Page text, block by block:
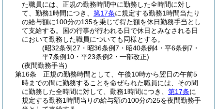
た職員には、正規の勤務時間中に勤務した全時間に対し
て、勤務1時間につき、 第17条に規定する勤務1時間当たり
の給与額に100分の135を乗じて得た額を休日勤務手当とし
て支給する。 国の行事が行われる日で休日とみなされる日
において勤務した職員についても同様とする。
(昭32条例27・昭36条例7・昭40条例4・平6条例7・
平7条例10・平23条例2・一部改正)
(夜間勤務手当)
第16条
正規の勤務時間として、午後10時から翌日の午前5
時までの間に勤務することを命ぜられた職員には、その間
に勤務した全時間に対して、勤務1時間につき、 第17条に
規定する勤務1時間当りの給与額の100分の25を夜間勤務手